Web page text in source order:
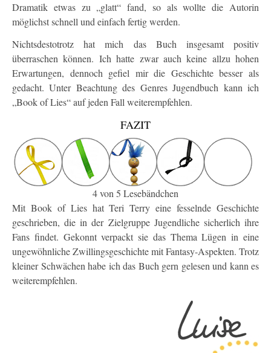
Dramatik etwas zu „glatt“ fand, so als wollte die Autorin
möglichst schnell und einfach fertig werden.
Nichtsdestotrotz hat mich das Buch insgesamt positiv
überraschen können. Ich hatte zwar auch keine allzu hohen
Erwartungen, dennoch gefiel mir die Geschichte besser als
gedacht. Unter Beachtung des Genres Jugendbuch kann ich
„Book of Lies“ auf jeden Fall weiterempfehlen.
FAZIT
4 von 5 Lesebändchen
Mit Book of Lies hat Teri Terry eine fesselnde Geschichte
geschrieben, die in der Zielgruppe Jugendliche sicherlich ihre
Fans findet. Gekonnt verpackt sie das Thema Lügen in eine
ungewöhnliche Zwillingsgeschichte mit Fantasy-Aspekten. Trotz
kleiner Schwächen habe ich das Buch gern gelesen und kann es
weiterempfehlen.